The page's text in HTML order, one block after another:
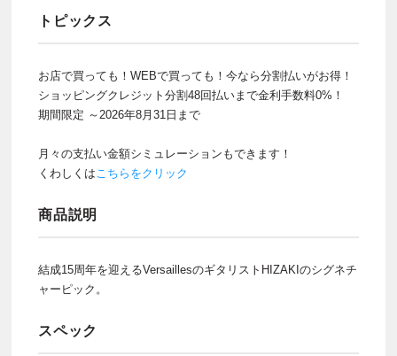
トピックス
お店で買っても！WEBで買っても！今なら分割払いがお得！
ショッピングクレジット分割48回払いまで金利手数料0%！
期間限定 ～2026年8月31日まで
月々の支払い金額シミュレーションもできます！
くわしくはこちらをクリック
商品説明
結成15周年を迎えるVersaillesのギタリストHIZAKIのシグネチ
ャーピック。
スペック